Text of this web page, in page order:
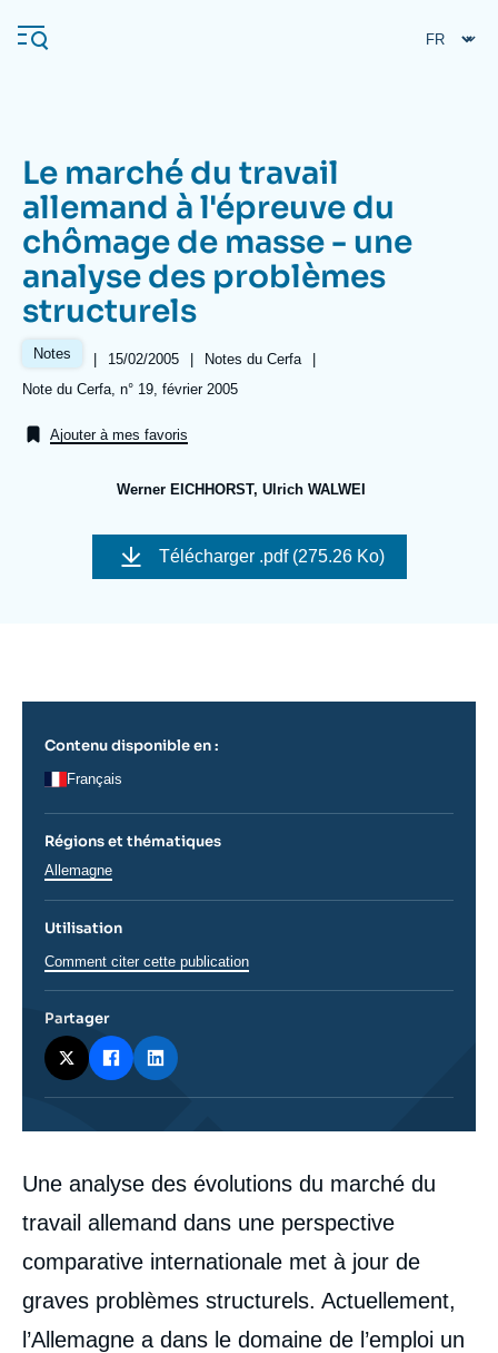
au
contenu
Navigation
principale
L'Ifri
Analyses
Événements
Se connecter
Nous soutenir
À propos de l'Ifri
L'Ifri en bref
Recherches fréquentes
Le marché du travail
allemand à l'épreuve du
chômage de masse - une
analyse des problèmes
structurels
Notes |
Date
15/02/2005 |
Référence
taxonomie
Notes du Cerfa
|
Références
Note du Cerfa, n° 19, février 2005
Ajouter à mes favoris
Werner EICHHORST, Ulrich WALWEI
Image
couverture
Télécharger .pdf (275.26 Ko)
Corps
analyses
Une analyse des évolutions du marché du
travail allemand dans une perspective
comparative internationale met à jour de
graves problèmes structurels. Actuellement,
l’Allemagne a dans le domaine de l’emploi un
Contenu disponible en :
Français
Régions et thématiques
Régions
Allemagne
Utilisation
Comment citer cette publication
Partager